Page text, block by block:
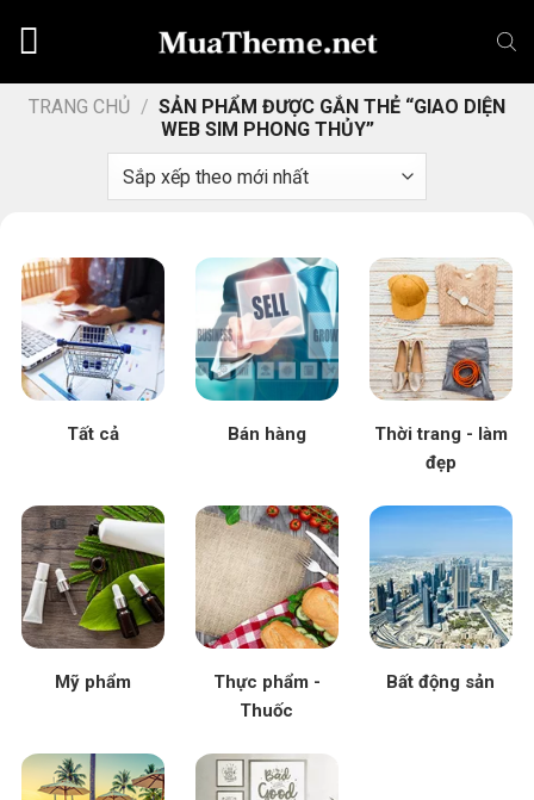
dungTRANG CHỦ / SẢN PHẨM ĐƯỢC GẮN THẺ “GIAO DIỆN
WEB SIM PHONG THỦY”
Tất cả Bán hàng
Thời trang - làm
đẹp
Mỹ phẩm
Thực phẩm -
Thuốc
Bất động sản